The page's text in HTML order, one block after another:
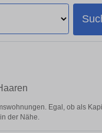
Egal, ob als
der Nähe.